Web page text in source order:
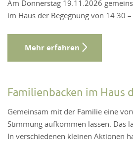
Am Donnerstag 19.11.2026
im Haus der Begegnung von 14.30
Mehr erfahren
Familienbacken im Haus
Gemeinsam mit der Familie eine
Stimmung aufkommen lassen. Das
In verschiedenen kleinen Aktionen